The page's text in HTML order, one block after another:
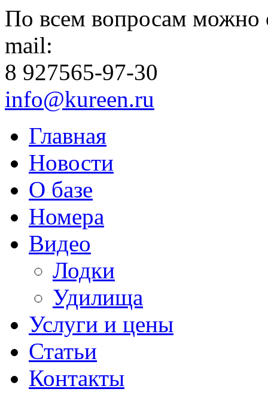
По всем вопросам можно
mail:
8 927565-97-30
info@kureen.ru
Главная
Новости
О базе
Номера
Видео
Лодки
Удилища
Услуги и цены
Статьи
Контакты